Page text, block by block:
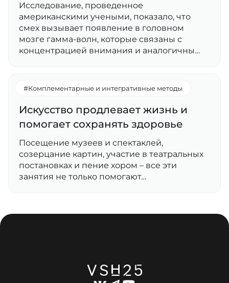
Исследование, проведенное
американскими учеными, показало, что
смех вызывает появление в головном
мозге гамма-волн, которые связаны с
концентрацией внимания и аналогичны…
#Комплементарные и интегративные методы
Искусство продлевает жизнь и
помогает сохранять здоровье
Посещение музеев и спектаклей,
созерцание картин, участие в театральных
постановках и пение хором – все эти
занятия не только помогают…